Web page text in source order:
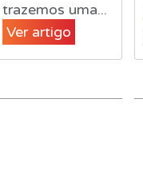
trazemos uma...
Ver artigo